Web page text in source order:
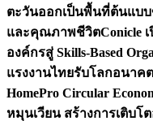
ตะวันออกเป็นพื้นที่ต้นแบบ
และคุณภาพชีวิตConicle
องค์กรสู่ Skills-Based
แรงงานไทยรับโลกอนาคต
HomePro Circular
หมุนเวียน สร้างการเติบโ